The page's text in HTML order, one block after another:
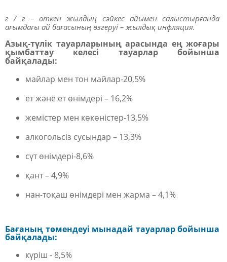
г / г – өткен жылдың сәйкес айымен салыстырғанда
ағымдағы ай бағасының өзгеруі – жылдық инфляция.
Азық-түлік тауарларыныңарасында ең жоғары
қымбаттау келесі тауарлар бойынша
байқалады:
майлар мен тон майлар-20,5%
ет және ет өнімдері – 16,2%
жемістер мен көкөністер-13,5%
алкогольсіз сусындар – 13,3%
сүт өнімдері-8,6%
қант – 4,9%
нан-тоқаш өнімдері мен жарма – 4,1%
Бағаның төмендеуі мынадай тауарлар бойынша
байқалады:
күріш - 8,5%